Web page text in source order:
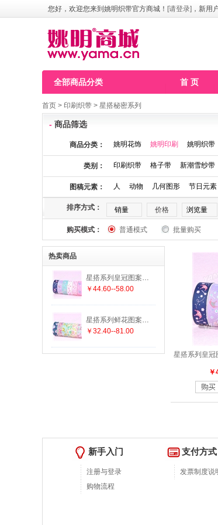
您好，欢迎您来到姚明织带官方商城！ [请登录] ，新用
全部商品分类 首 页
首页 > 印刷织带 > 星搭秘密系列
- 商品筛选
商品分类： 姚明花饰 姚明印刷 姚明织带
类别： 印刷织带 格子带 新潮雪纱带
图稿元素： 人 动物 几何图形 节日元素
排序方式： 销量 价格 浏览量
购买模式： 普通模式 批量购买
热卖商品
星搭系列皇冠图案印刷织带1种尺寸6种颜色
￥44.60--58.00
星搭系列鲜花图案印刷织带2种尺寸6种颜色
￥32.40--81.00
新手入门
注册与登录
购物流程
支付方式
发票制度说